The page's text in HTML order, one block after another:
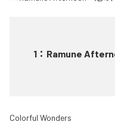
1 ： Ramune
Colorful Wonders